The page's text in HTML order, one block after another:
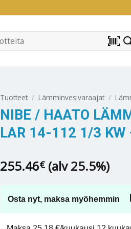
barcode_scanner
Tuotteet / Lämminvesivaraajat /
NIBE / HAATO
LAR 14-112 1/3 KW
255.46€ (alv 25.5%)
Osta nyt, maksa myöhemmin